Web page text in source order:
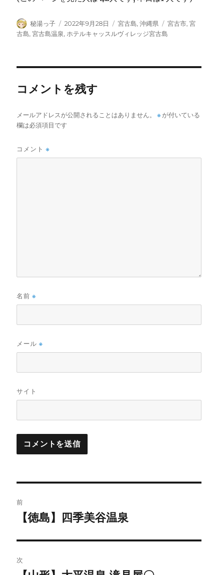
投
稿
秘湯っ子
投
稿
2022年9月28日
カ
テ
宮古島,沖縄県
タ
グ
宮古市,宮
古島,宮古島温泉, ホテルキャッスルヴィレッジ宮古島
コメントを残す
メールアドレスが公開されることはありません。 ※ が付いている
欄は必須項目です
コメント※
名前※
メール※
サイト
稿
ビ
前
投
稿:
【徳島】四季美谷温泉
次